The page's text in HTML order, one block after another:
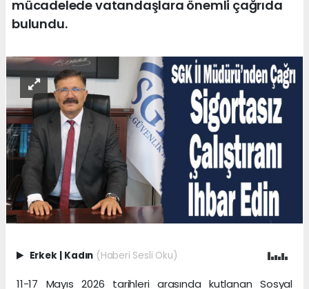
mücadelede vatandaşlara önemli çağrıda
bulundu.
Erkek | Kadın (Haberi Sesli Oku)
11-17 Mayıs 2026 tarihleri arasında kutlanan Sosyal